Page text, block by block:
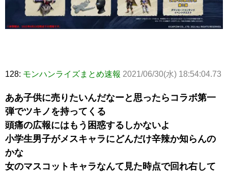
128: モンハンライズまとめ速報 2021/06/30(水) 18:54:04.73
ああ子供に売りたいんだなーと思ったらコラボ第一
弾でツキノを持ってくる
頭痛の広報にはもう困惑するしかないよ
小学生男子がメスキャラにどんだけ辛辣か知らんの
かな
女のマスコットキャラなんて見た時点で回れ右して